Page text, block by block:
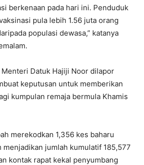
berkenaan pada hari ini. Penduduk
pula lebih 1.56 juta orang
populasi dewasa,” katanya
Datuk Hajiji Noor dilapor
keputusan untuk memberikan
kumpulan remaja bermula Khamis
merekodkan 1,356 kes baharu
menjadikan jumlah kumulatif 185,577
kontak rapat kekal penyumbang